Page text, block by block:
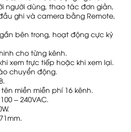
người dùng, thao tác đơn giản,
ghi và camera bằng Remote,
bên trong, hoạt động cực kỳ
cho từng kênh.
xem trực tiếp hoặc khi xem lại.
chuyển động.
miền miễn phí 16 kênh.
– 240VAC.